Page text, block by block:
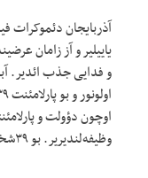
یاییلیر و آز زامان
اوچون دؤولت و
وظیفه‌لندیریر. بو ۳۹شخصین بیری ده فریدون ابراهیمی اولور.